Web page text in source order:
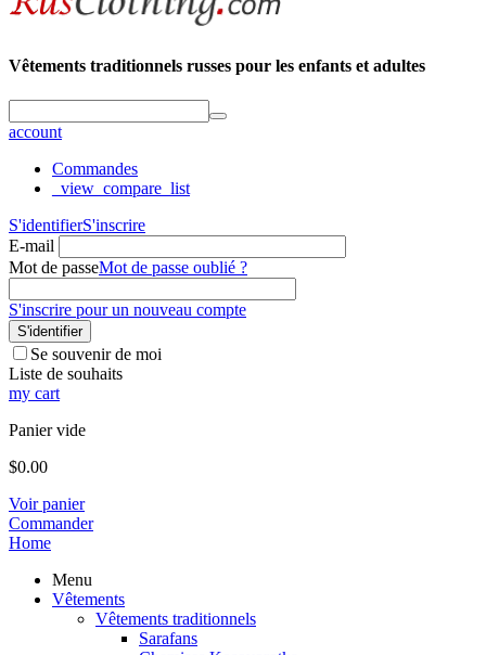
Vêtements traditionnels russes pour les enfants et adultes
account
Commandes
_view_compare_list
S'identifierS'inscrire
E-mail
Mot de passeMot de passe oublié ?
S'inscrire pour un nouveau compte
S'identifier
Se souvenir de moi
Liste de souhaits
my cart
Panier vide
$0.00
Voir panier
Commander
Home
Menu
Vêtements
Vêtements traditionnels
Sarafans